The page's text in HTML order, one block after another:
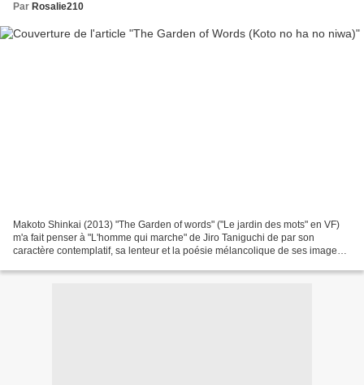
Par Rosalie210
Makoto Shinkai (2013) "The Garden of words" ("Le jardin des mots" en VF)
m'a fait penser à "L'homme qui marche" de Jiro Taniguchi de par son
caractère contemplatif, sa lenteur et la poésie mélancolique de ses images